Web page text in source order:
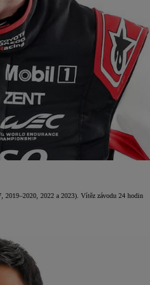
2019–2020, 2022 a 2023). Vítěz závodu 24 hodin